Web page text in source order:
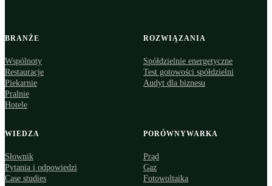
BRANŻE
Wspólnoty
Restauracje
Piekarnie
Pralnie
Hotele
ROZWIĄZANIA
Spółdzielnie energetyczne
Test gotowości spółdzielni
Audyt dla biznesu
WIEDZA
Słownik
Pytania i odpowiedzi
Case studies
PORÓWNYWARKA
Prąd
Gaz
Fotowoltaika